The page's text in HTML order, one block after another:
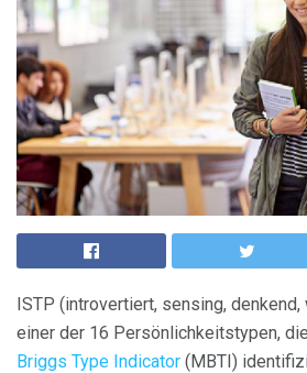
ISTP (introvertiert, sensing, denkend,
einer der 16 Persönlichkeitstypen,
Briggs Type Indicator (MBTI)